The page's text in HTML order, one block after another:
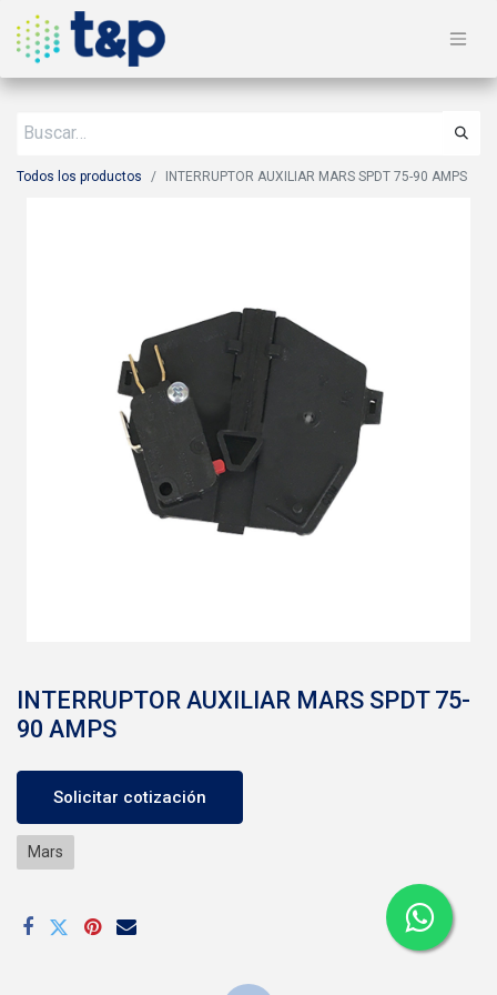
Todos los productos INTERRUPTOR AUXILIAR MARS SPDT 75-90 AMPS
INTERRUPTOR AUXILIAR MARS SPDT 75-
90 AMPS
Solicitar cotización
Mars